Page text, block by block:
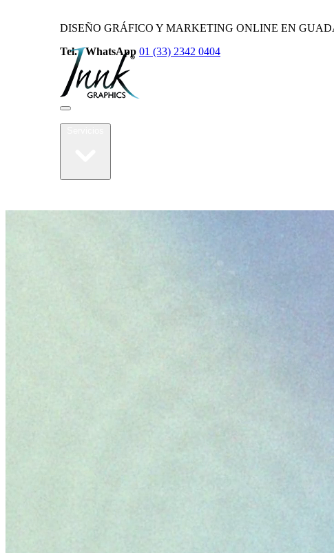
DISEÑO GRÁFICO Y MARKETING ONLINE EN
Tel. / WhatsApp 01 (33) 2342 0404